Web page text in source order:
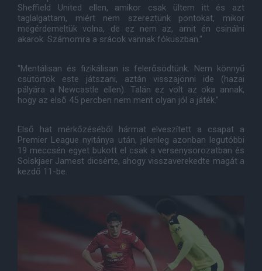
Sheffield United ellen, amikor csak ültem itt és azt
taglalgattam, miért nem szereztünk pontokat, mikor
megérdemeltük volna, de ez nem az, amit én csinálni
akarok. Számomra a srácok vannak fókuszban."
"Mentálisan és fizikálisan is felerősödtünk. Nem könnyű
csütörtök este játszani, aztán visszajönni ide (hazai
pályára a Newcastle ellen). Talán ez volt az oka annak,
hogy az első 45 percben nem ment olyan jól a játék."
Első hat mérkőzéséből hármat elveszített a csapat a
Premier League nyitánya után, jelenleg azonban legutóbbi
19 meccsén egyet bukott el csak a versenysorozatban és
Solskjaer Jamest dicsérte, ahogy visszaverekedte magát a
kezdő 11-be.